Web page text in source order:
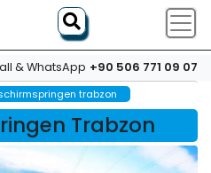
& WhatsApp +90 506 771 09 07
trabzon
Trabzon